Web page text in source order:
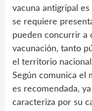
vacuna antigripal
se requiere
pueden concurrir a
vacunación, tanto
el territorio
Según comunica el
es recomendada,
caracteriza por su